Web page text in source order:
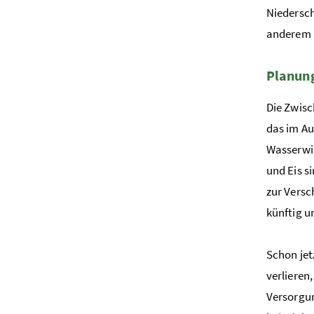
anderem
Die
das im
und Eis
zur
künftig
Schon